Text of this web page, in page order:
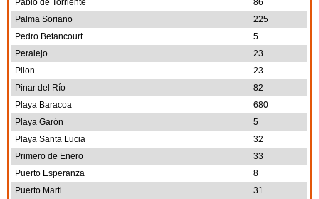
Pablo de Torriente
86
Palma Soriano
225
Pedro Betancourt
5
Peralejo
23
Pilon
23
Pinar del Río
82
Playa Baracoa
680
Playa Garón
5
Playa Santa Lucia
32
Primero de Enero
33
Puerto Esperanza
8
Puerto Marti
31